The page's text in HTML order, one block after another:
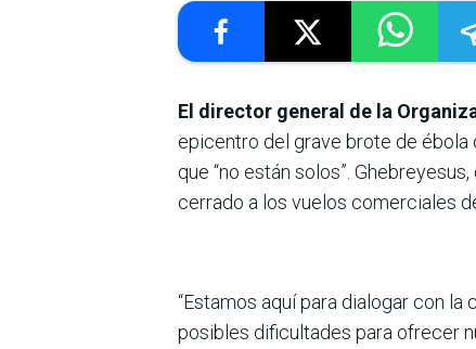
El director general de la
epicentro del grave brote de ébola
que “no están solos”.
cerrado a los vuelos comerciales
“Estamos aquí para dialogar con
posibles dificultades para ofrecer